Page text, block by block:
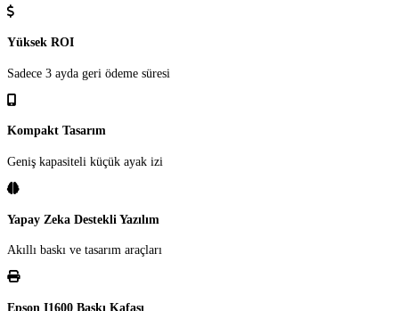
Yüksek ROI
Sadece 3 ayda geri ödeme süresi
Kompakt Tasarım
Geniş kapasiteli küçük ayak izi
Yapay Zeka Destekli Yazılım
Akıllı baskı ve tasarım araçları
Epson I1600 Baskı Kafası